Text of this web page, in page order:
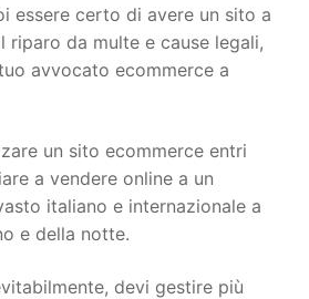
essere certo di avere un sito a
riparo da multe e cause legali,
avvocato ecommerce a
un sito ecommerce entri
a vendere online a un
italiano e internazionale a
e della notte.
devi gestire più